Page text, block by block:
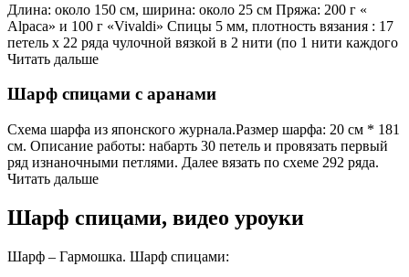
Длина: около 150 см, ширина: около 25 см Пряжа: 200 г «
Alpaca» и 100 г «Vivaldi» Спицы 5 мм, плотность вязания : 17
петель x 22 ряда чулочной вязкой в 2 нити (по 1 нити каждого
Читать дальше
Шарф спицами с аранами
Схема шарфа из японского журнала.Размер шарфа: 20 см * 181
см. Описание работы: набарть 30 петель и провязать первый
ряд изнаночными петлями. Далее вязать по схеме 292 ряда.
Читать дальше
Шарф спицами, видео уроуки
Шарф – Гармошка. Шарф спицами: